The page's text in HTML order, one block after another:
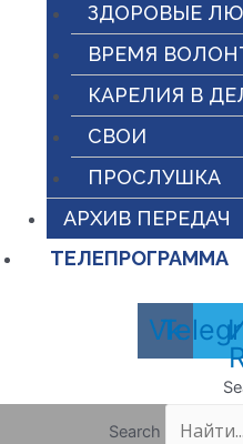
ЗДОРОВЫЕ
ВРЕМЯ
КАРЕЛИЯ В
СВОИ
ПРОСЛУШКА
АРХИВ ПЕРЕДАЧ
ТЕЛЕПРОГРАММА
Vk
Search